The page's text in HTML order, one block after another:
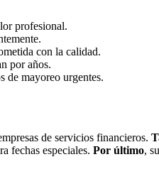
profesional.
con la calidad.
por años.
de mayoreo urgentes.
de servicios financieros.
fechas especiales. Por último,